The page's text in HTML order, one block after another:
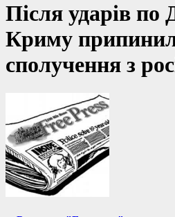
Після ударів
Криму
сполучення з